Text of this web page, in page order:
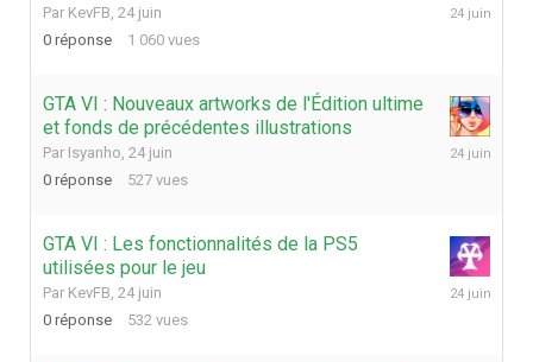
Par KevFB, 24 juin
0 réponse 1 060 vues
24
GTA VI : Nouveaux artworks de l'Édition ultime
et fonds de précédentes illustrations
Par Isyanho, 24 juin
0 réponse 527 vues
24
GTA VI : Les fonctionnalités de la PS5
utilisées pour le jeu
Par KevFB, 24 juin
0 réponse 532 vues
24